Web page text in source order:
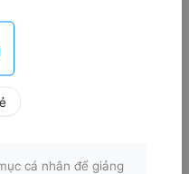
cá nhân để giảng